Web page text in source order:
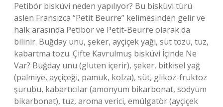
Petibör bisküvi neden yapılıyor? Bu bisküvi türü
aslen Fransızca “Petit Beurre” kelimesinden gelir ve
halk arasında Petibör ve Petit-Beurre olarak da
bilinir. Buğday unu, şeker, ayçiçek yağı, süt tozu, tuz,
kabartma tozu. Çifte Kavrulmuş bisküvi İçinde Ne
Var? Buğday unu (gluten içerir), şeker, bitkisel yağ
(palmiye, ayçiçeği, pamuk, kolza), süt, glikoz-fruktoz
şurubu, kabartıcılar (amonyum bikarbonat, sodyum
bikarbonat), tuz, aroma verici, emülgatör (ayçiçek